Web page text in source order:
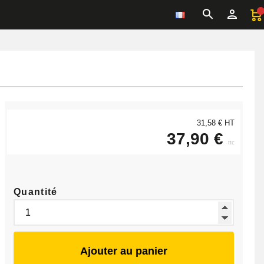
31,58 € HT
37,90 € ttc
Quantité
Ajouter au panier